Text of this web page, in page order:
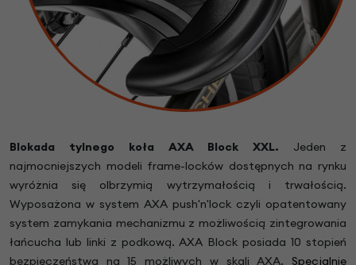
Blokada tylnego koła AXA Block XXL. Jeden z
najmocniejszych modeli frame-locków dostępnych na rynku
wyróżnia się olbrzymią wytrzymałością i trwałością.
Wyposażona w system AXA push'n'lock czyli opatentowany
system zamykania mechanizmu z możliwością zintegrowania
łańcucha lub linki z podkową. AXA Block posiada 10 stopień
bezpieczeństwa na 15 możliwych w skali AXA. Specjalnie